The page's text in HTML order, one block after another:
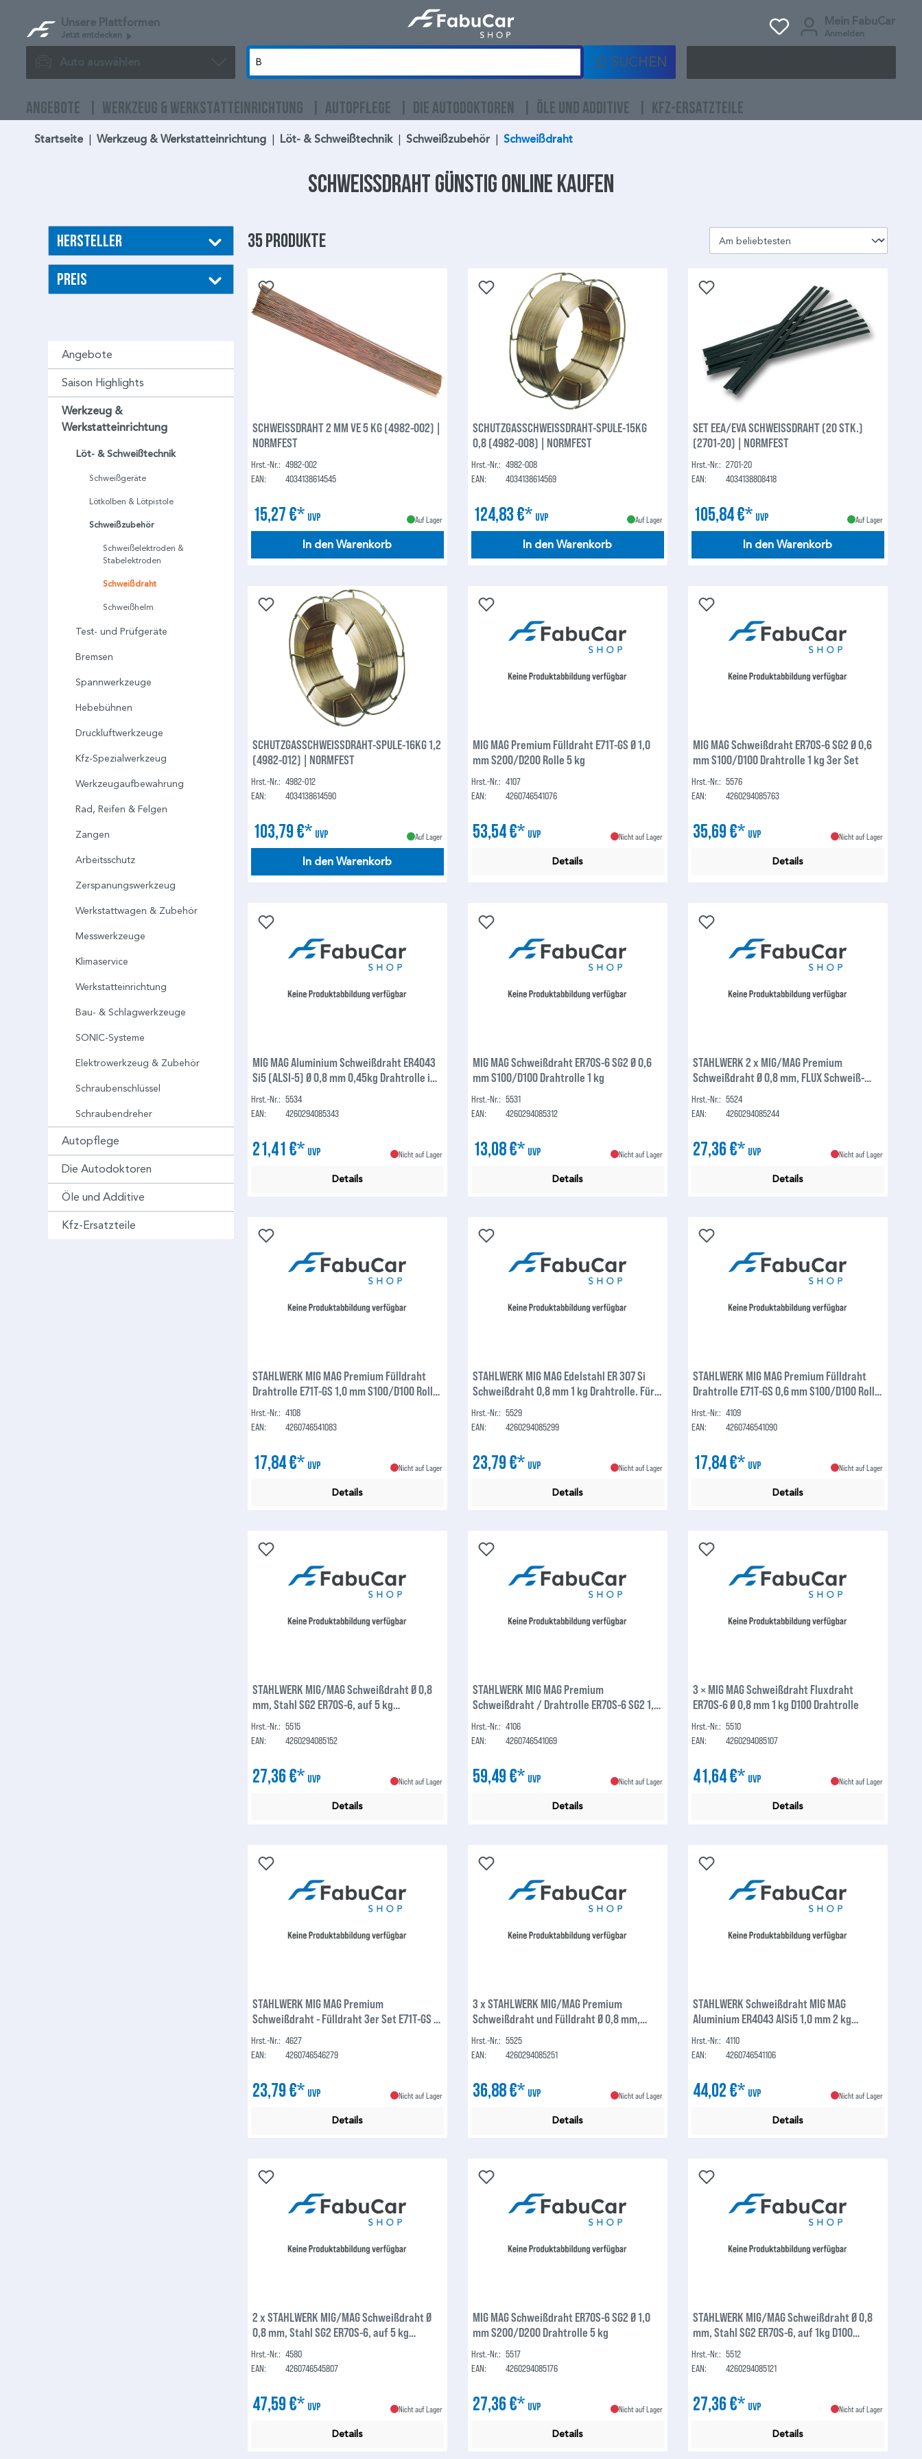
Unsere Plattformen
Jetzt entdecken
Mein FabuCar
Anmelden
Auto auswählen SUCHEN
ANGEBOTE WERKZEUG & WERKSTATTEINRICHTUNG AUTOPFLEGE DIE AUTODOKTOREN ÖLE UND ADDITIVE KFZ-ERSATZTEILE
Startseite Werkzeug & Werkstatteinrichtung Löt- & Schweißtechnik Schweißzubehör Schweißdraht
Schweißdraht günstig online kaufen
Hersteller
Preis
Angebote
Saison Highlights
Werkzeug &
Werkstatteinrichtung
Löt- & Schweißtechnik
Schweißgeräte
Lötkolben & Lötpistole
Schweißzubehör
Schweißelektroden &
Stabelektroden
Schweißdraht
Schweißhelm
Test- und Prüfgeräte
Bremsen
Spannwerkzeuge
Hebebühnen
Druckluftwerkzeuge
Kfz-Spezialwerkzeug
Werkzeugaufbewahrung
Rad, Reifen & Felgen
Zangen
Arbeitsschutz
Zerspanungswerkzeug
Werkstattwagen & Zubehör
Messwerkzeuge
Klimaservice
Werkstatteinrichtung
Bau- & Schlagwerkzeuge
SONIC-Systeme
Elektrowerkzeug & Zubehör
Schraubenschlüssel
Schraubendreher
Autopflege
Die Autodoktoren
Öle und Additive
Kfz-Ersatzteile
35 Produkte
SCHWEISSDRAHT 2 MM VE 5 KG (4982-002) |
NORMFEST
Hrst.-Nr.: 4982-002
EAN:
4034138614545
15,27 €* UVP Auf Lager
In den Warenkorb
SCHUTZGASSCHWEISSDRAHT-SPULE-15KG
0,8 (4982-008) | NORMFEST
Hrst.-Nr.: 4982-008
EAN:
4034138614569
124,83 €* UVP Auf Lager
In den Warenkorb
SET EEA/EVA SCHWEISSDRAHT (20 STK.)
(2701-20) | NORMFEST
Hrst.-Nr.: 2701-20
EAN:
4034138808418
105,84 €* UVP Auf Lager
In den Warenkorb
SCHUTZGASSCHWEISSDRAHT-SPULE-16KG 1,2
(4982-012) | NORMFEST
Hrst.-Nr.: 4982-012
EAN:
4034138614590
103,79 €* UVP Auf Lager
In den Warenkorb
MIG MAG Premium Fülldraht E71T-GS Ø 1,0
mm S200/D200 Rolle 5 kg
Hrst.-Nr.: 4107
EAN:
4260746541076
53,54 €* UVP Nicht auf Lager
Details
MIG MAG Schweißdraht ER70S-6 SG2 Ø 0,6
mm S100/D100 Drahtrolle 1 kg 3er Set
Hrst.-Nr.: 5576
EAN:
4260294085763
35,69 €* UVP Nicht auf Lager
Details
MIG MAG Aluminium Schweißdraht ER4043
Si5 (ALSI-5) Ø 0,8 mm 0,45kg Drahtrolle im
2er Set
Hrst.-Nr.: 5534
EAN:
4260294085343
21,41 €* UVP Nicht auf Lager
Details
MIG MAG Schweißdraht ER70S-6 SG2 Ø 0,6
mm S100/D100 Drahtrolle 1 kg
Hrst.-Nr.: 5531
EAN:
4260294085312
13,08 €* UVP Nicht auf Lager
Details
STAHLWERK 2 x MIG/MAG Premium
Schweißdraht Ø 0,8 mm, FLUX Schweiß-
und Fülldraht E71T-GS, auf 1kg D100
Drahtrolle mit 16mm Dorn, universell
einsetzbar 2er Set
Hrst.-Nr.: 5524
EAN:
4260294085244
27,36 €* UVP Nicht auf Lager
Details
STAHLWERK MIG MAG Premium Fülldraht
Drahtrolle E71T-GS 1,0 mm S100/D100 Rolle
1 kg
Hrst.-Nr.: 4108
EAN:
4260746541083
17,84 €* UVP Nicht auf Lager
Details
STAHLWERK MIG MAG Edelstahl ER 307 Si
Schweißdraht 0,8 mm 1 kg Drahtrolle. Für
nichtrostende, hitze- und
korrosionsbeständige Stähle mit hohem C-
Hrst.-Nr.: 5529
EAN:
4260294085299
23,79 €* UVP Nicht auf Lager
Details
STAHLWERK MIG MAG Premium Fülldraht
Drahtrolle E71T-GS 0,6 mm S100/D100 Rolle
1 kg
Hrst.-Nr.: 4109
EAN:
4260746541090
17,84 €* UVP Nicht auf Lager
Details
STAHLWERK MIG/MAG Schweißdraht Ø 0,8
mm, Stahl SG2 ER70S-6, auf 5 kg
S200/D200 Drahtrolle mit 50 mm Dorn,
universell einsetzbar
Hrst.-Nr.: 5515
EAN:
4260294085152
27,36 €* UVP Nicht auf Lager
Details
STAHLWERK MIG MAG Premium
Schweißdraht / Drahtrolle ER70S-6 SG2 1,0
mm S270/D270 15 kg für Schweißarbeiten
mit Schutzgas
Hrst.-Nr.: 4106
EAN:
4260746541069
59,49 €* UVP Nicht auf Lager
Details
3 × MIG MAG Schweißdraht Fluxdraht
ER70S-6 Ø 0,8 mm 1 kg D100 Drahtrolle
Hrst.-Nr.: 5510
EAN:
4260294085107
41,64 €* UVP Nicht auf Lager
Details
STAHLWERK MIG MAG Premium
Schweißdraht - Fülldraht 3er Set E71T-GS Ø
0,9 mm S100/ D100 Drahtrolle mit 0,45 kg /
Flux-Fülldraht
Hrst.-Nr.: 4627
EAN:
4260746546279
23,79 €* UVP Nicht auf Lager
Details
3 x STAHLWERK MIG/MAG Premium
Schweißdraht und Fülldraht Ø 0,8 mm,
FLUX Schweißdraht E71T-GS, auf 1kg D100
Drahtrolle mit 16mm Dorn
Hrst.-Nr.: 5525
EAN:
4260294085251
36,88 €* UVP Nicht auf Lager
Details
STAHLWERK Schweißdraht MIG MAG
Aluminium ER4043 AlSi5 1,0 mm 2 kg
Drahtrolle
Hrst.-Nr.: 4110
EAN:
4260746541106
44,02 €* UVP Nicht auf Lager
Details
2 x STAHLWERK MIG/MAG Schweißdraht Ø
0,8 mm, Stahl SG2 ER70S-6, auf 5 kg
S200/D200 Drahtrolle mit 50 mm Dorn,
universell einsetzbar
Hrst.-Nr.: 4580
EAN:
4260746545807
47,59 €* UVP Nicht auf Lager
Details
MIG MAG Schweißdraht ER70S-6 SG2 Ø 1,0
mm S200/D200 Drahtrolle 5 kg
Hrst.-Nr.: 5517
EAN:
4260294085176
27,36 €* UVP Nicht auf Lager
Details
STAHLWERK MIG/MAG Schweißdraht Ø 0,8
mm, Stahl SG2 ER70S-6, auf 1kg D100
Drahtrolle mit 16mm Dorn, universell
einsetzbar, 2er Set
Hrst.-Nr.: 5512
EAN:
4260294085121
27,36 €* UVP Nicht auf Lager
Details